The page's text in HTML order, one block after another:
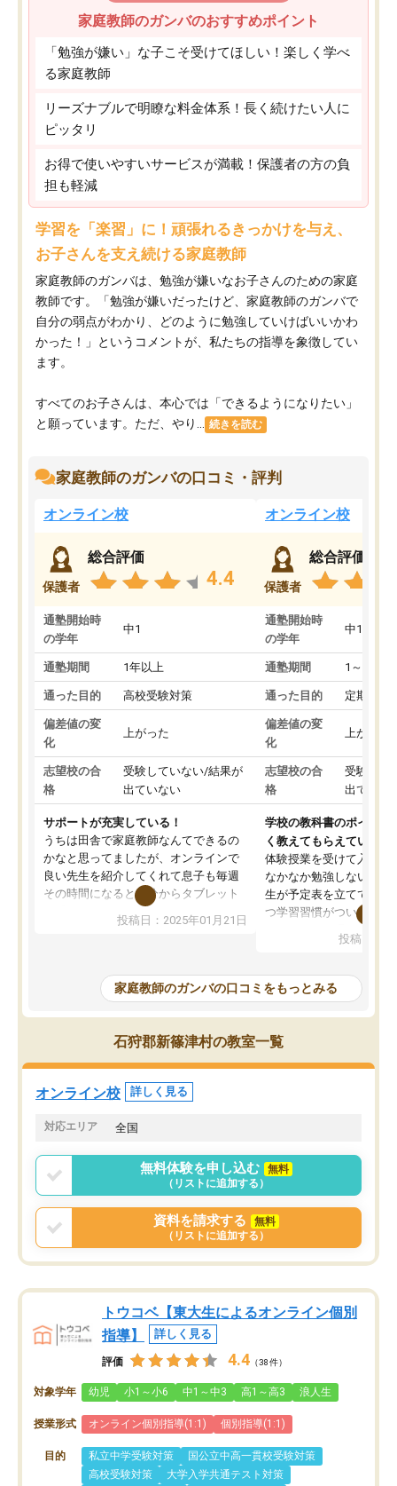
家庭教師のガンバのおすすめポイント
「勉強が嫌い」な子こそ受けてほしい！楽しく学べ
る家庭教師
リーズナブルで明瞭な料金体系！長く続けたい人に
ピッタリ
お得で使いやすいサービスが満載！保護者の方の負
担も軽減
学習を「楽習」に！頑張れるきっかけを与え、
お子さんを支え続ける家庭教師
家庭教師のガンバは、勉強が嫌いなお子さんのための家庭
教師です。「勉強が嫌いだったけど、家庭教師のガンバで
自分の弱点がわかり、どのように勉強していけばいいかわ
かった！」というコメントが、私たちの指導を象徴してい
ます。
すべてのお子さんは、本心では「できるようになりたい」
と願っています。ただ、やり...
続きを読む
家庭教師のガンバの口コミ・評判
オンライン校
保護者
総合評価
4.4
通塾開始時
の学年
中1
通塾期間 1年以上
通った目的 高校受験対策
偏差値の変
化
上がった
志望校の合
格
受験していない/結果が
出ていない
サポートが充実している！
うちは田舎で家庭教師なんてできるの
かなと思ってましたが、オンラインで
良い先生を紹介してくれて息子も毎週
その時間になると自分からタブレット
を開いてzoomを繋げるようになりまし
た！5科目なんでもOKなのもとても気
めて1年ほどだった今では平均点以上の
科目が増えてきました！あと1年受験ま
であるので無料の週末教室を使用しな
がら頑張って欲しいと思います！
投稿日：2025年01月21日
オンライン校
保護者
総合評価
通塾開始時
の学年
中1
通塾期間 1～3ヵ月
通った目的 定期テス
偏差値の変
化
上がった
志望校の合
格
受験して
出ていな
学校の教科書のポイント
く教えてもらえている
体験授業を受けて入塾し
なかなか勉強しない息子
生が予定表を立ててくれ
つ学習習慣がついてきま
指導が無い日も予定表
問できるのでとても助か
投稿日：
家庭教師のガンバの口コミをもっとみる
石狩郡新篠津村の教室一覧
オンライン校 詳しく見る
対応エリア 全国
無料体験を申し込む
無料
（リストに追加する）
資料を請求する
無料
（リストに追加する）
トウコベ【東大生によるオンライン個別
指導】
詳しく見る
評価 4.4 （38件）
対象学年 幼児 小1～小6 中1～中3 高1～高3 浪人生
授業形式 オンライン個別指導(1:1) 個別指導(1:1)
目的 私立中学受験対策
国公立中高一貫校受験対策
高校受験対策
大学入学共通テスト対策